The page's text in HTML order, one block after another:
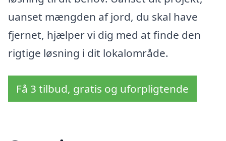
uanset mængden af jord, du skal have
fjernet, hjælper vi dig med at finde den
rigtige løsning i dit lokalområde.
Få 3 tilbud, gratis og uforpligtende